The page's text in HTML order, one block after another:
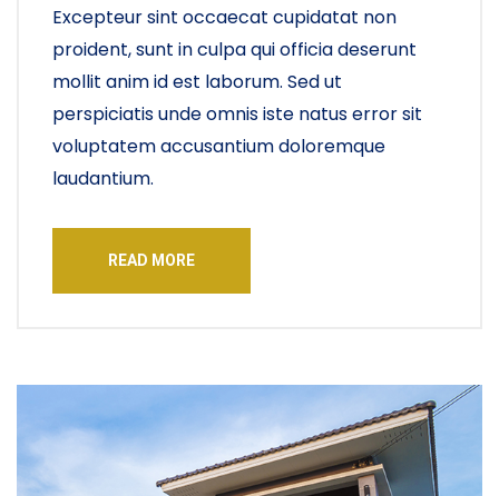
Excepteur sint occaecat cupidatat non
proident, sunt in culpa qui officia deserunt
mollit anim id est laborum. Sed ut
perspiciatis unde omnis iste natus error sit
voluptatem accusantium doloremque
laudantium.
READ MORE